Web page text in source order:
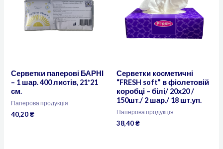
Серветки паперові БАРНІ
– 1 шар. 400 листів, 21*21
см.
Паперова продукція
40,20₴
Серветки косметичні
“FRESH soft” в фіолетовій
коробці – білі/ 20х20 /
150шт./ 2 шар./ 18 шт.уп.
Паперова продукція
38,40₴